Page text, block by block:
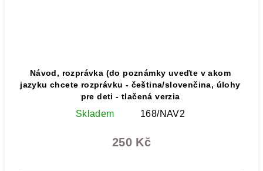
Návod, rozprávka (do poznámky uveďte v akom
jazyku chcete rozprávku - čeština/slovenčina, úlohy
pre deti - tlačená verzia
Skladem 168/NAV2
250 Kč